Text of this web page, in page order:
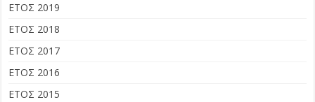
ΕΤΟΣ 2019
ΕΤΟΣ 2018
ΕΤΟΣ 2017
ΕΤΟΣ 2016
ΕΤΟΣ 2015